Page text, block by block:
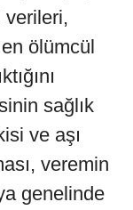
verileri,
ölümcül
sağlık
ve aşı
veremin
genelinde